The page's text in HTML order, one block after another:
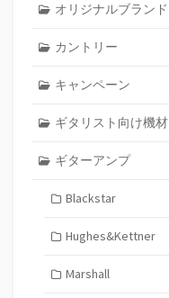
オリジナルブランド
カントリー
キャンペーン
ギタリスト向け機材
ギターアンプ
Blackstar
Hughes&Kettner
Marshall